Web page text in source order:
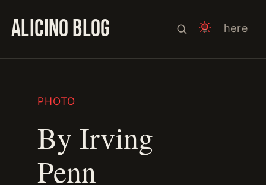
ALICINO BLOG here
PHOTO
By Irving
Penn